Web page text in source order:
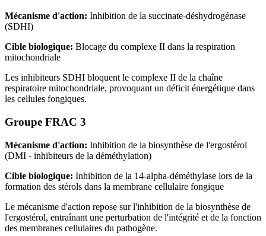
Mécanisme d'action: Inhibition de la succinate-déshydrogénase
(SDHI)
Cible biologique: Blocage du complexe II dans la respiration
mitochondriale
Les inhibiteurs SDHI bloquent le complexe II de la chaîne
respiratoire mitochondriale, provoquant un déficit énergétique dans
les cellules fongiques.
Groupe FRAC 3
Mécanisme d'action: Inhibition de la biosynthèse de l'ergostérol
(DMI - inhibiteurs de la déméthylation)
Cible biologique: Inhibition de la 14-alpha-déméthylase lors de la
formation des stérols dans la membrane cellulaire fongique
Le mécanisme d'action repose sur l'inhibition de la biosynthèse de
l'ergostérol, entraînant une perturbation de l'intégrité et de la fonction
des membranes cellulaires du pathogène.